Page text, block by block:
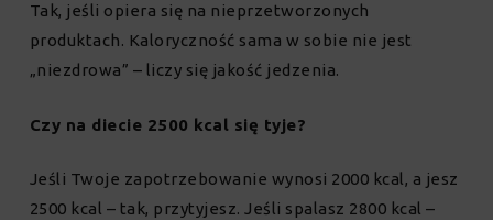
Tak, jeśli opiera się na nieprzetworzonych
produktach. Kaloryczność sama w sobie nie jest
„niezdrowa” – liczy się jakość jedzenia.
Czy na diecie 2500 kcal się tyje?
Jeśli Twoje zapotrzebowanie wynosi 2000 kcal, a jesz
2500 kcal – tak, przytyjesz. Jeśli spalasz 2800 kcal –